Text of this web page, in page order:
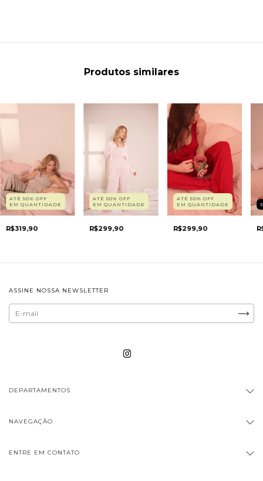
Produtos similares
ATÉ 50% OFF
EM QUANTIDADE
R$319,90
ATÉ 50% OFF
EM QUANTIDADE
R$299,90
ATÉ 50% OFF
EM QUANTIDADE
R$299,90
ASSINE NOSSA NEWSLETTER
DEPARTAMENTOS
NAVEGAÇÃO
ENTRE EM CONTATO